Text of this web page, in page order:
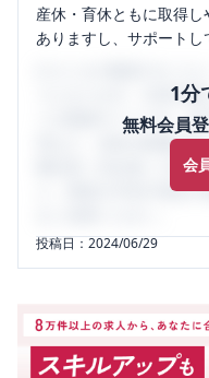
産休・育休ともに取得
ありますし、サポートし
1分
無料会員
会
うになります。
ミの投稿サイトです。
判など、女性の転職は
輩社員（元社員）の口
り、将来の不安や現在
投稿日：2024/06/29